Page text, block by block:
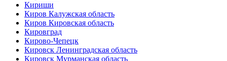
Кириши
Киров Калужская область
Киров Кировская область
Кировград
Кирово-Чепецк
Кировск Ленинградская область
Кировск Мурманская область